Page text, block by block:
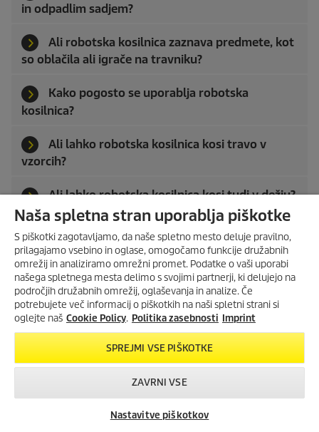
in odpadlim sadjem?
Ali robotska kosilnica zaznava predmete, kot
so oblačila ali igrače na travniku?
Kako pogosto se uporablja robotska
kosilnica?
Ali lahko robotska kosilnica kosi travo v
vzorcih?
Ali lahko robotska kosilnica kosi tudi v dežju?
Ali lahko robotsko kosilnico uporabljam tudi
ponoči?
Ali lahko uporabljam robotsko kosilnico med
opoldanskim odmorom ('siesta')?
Ali se lahko otroci ali hišni ljubljenčki igrajo
na travniku, medtem ko robotska kosilnica RCX
deluje?
Kako dolgo zdrži baterija robotske kosilnice
in kako se polni?
Iskanje trgovcev
Naša spletna stran uporablja piškotke
S piškotki zagotavljamo, da naše spletno mesto deluje pravilno,
prilagajamo vsebino in oglase, omogočamo funkcije družabnih
omrežij in analiziramo omrežni promet. Podatke o vaši uporabi
našega spletnega mesta delimo s svojimi partnerji, ki delujejo na
področjih družabnih omrežij, oglaševanja in analize. Če
potrebujete več informacij o piškotkih na naši spletni strani si
oglejte naš Cookie Policy. Politika zasebnosti Imprint
SPREJMI VSE PIŠKOTKE
ZAVRNI VSE
Nastavitve piškotkov